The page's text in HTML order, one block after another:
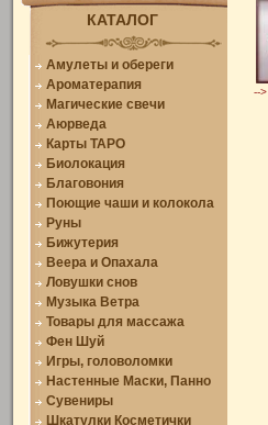
КАТАЛОГ
Амулеты и обереги
Ароматерапия
Магические свечи
Аюрведа
Карты ТАРО
Биолокация
Благовония
Поющие чаши и колокола
Руны
Бижутерия
Веера и Опахала
Ловушки снов
Музыка Ветра
Товары для массажа
Фен Шуй
Игры, головоломки
Настенные Маски, Панно
Сувениры
Шкатулки Косметички
-->